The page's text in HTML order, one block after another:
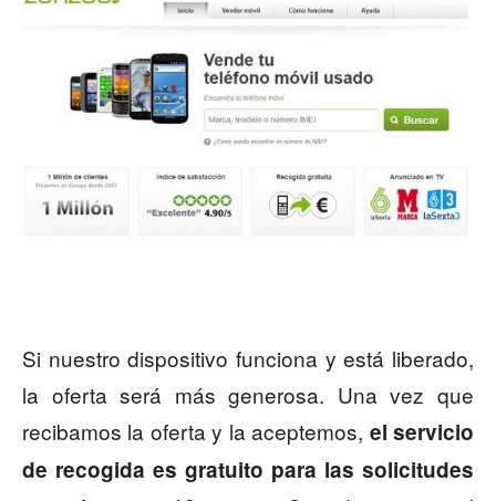
Si nuestro dispositivo funciona y está liberado,
la oferta será más generosa. Una vez que
recibamos la oferta y la aceptemos, el servicio
de recogida es gratuito para las solicitudes